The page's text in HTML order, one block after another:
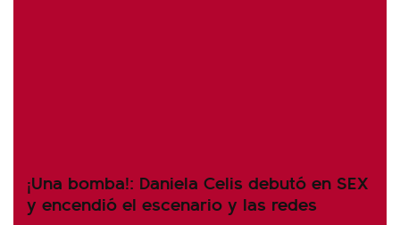
¡Una bomba!: Daniela Celis debutó en SEX
y encendió el escenario y las redes